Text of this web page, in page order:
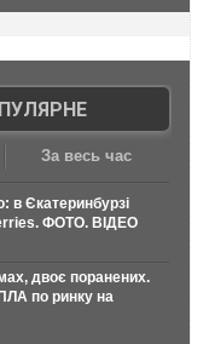
За весь час
в Єкатеринбурзі
ФОТО. ВІДЕО
двоє поранених.
по ринку на